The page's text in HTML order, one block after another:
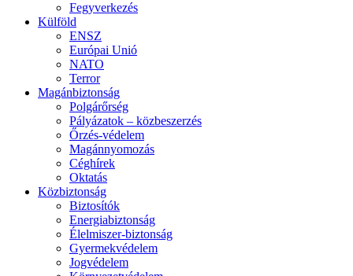
Fegyverkezés
Külföld
ENSZ
Európai Unió
NATO
Terror
Magánbiztonság
Polgárőrség
Pályázatok – közbeszerzés
Őrzés-védelem
Magánnyomozás
Céghírek
Oktatás
Közbiztonság
Biztosítók
Energiabiztonság
Élelmiszer-biztonság
Gyermekvédelem
Jogvédelem